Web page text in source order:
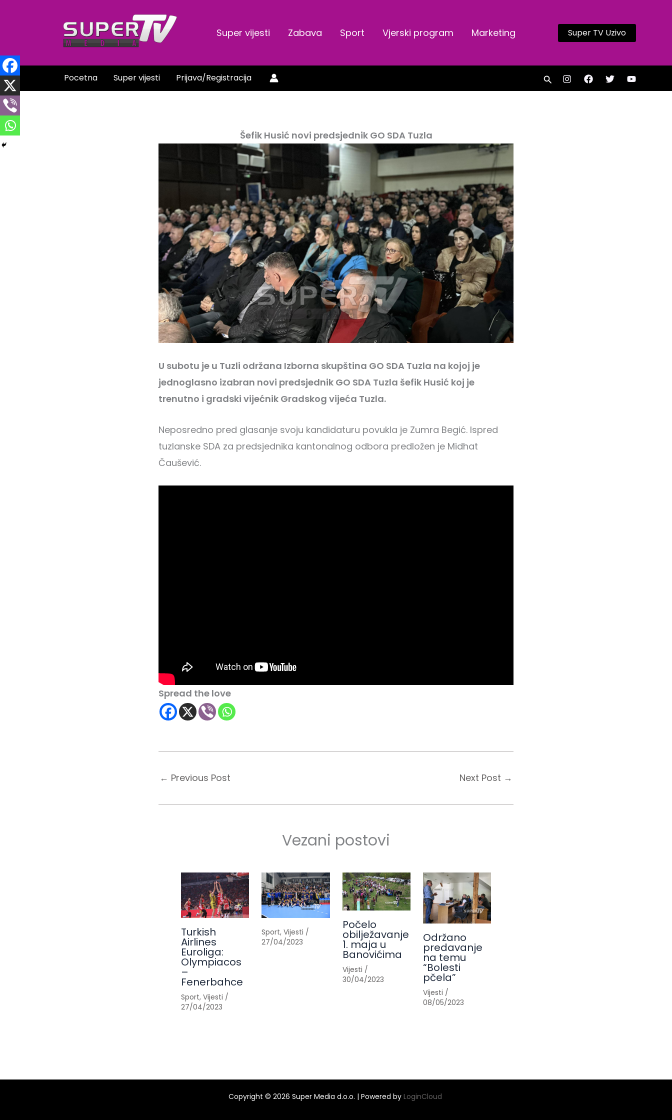
Super vijesti Zabava Sport Vjerski program Marketing Super TV Uzivo
Pocetna Super vijesti Prijava/Registracija Search
Šefik Husić novi predsjednik GO SDA Tuzla
U subotu je u Tuzli održana Izborna skupština GO SDA Tuzla na kojoj je
jednoglasno izabran novi predsjednik GO SDA Tuzla šefik Husić koj je
trenutno i gradski vijećnik Gradskog vijeća Tuzla.
Neposredno pred glasanje svoju kandidaturu povukla je Zumra Begić. Ispred
tuzlanske SDA za predsjednika kantonalnog odbora predložen je Midhat
Čaušević.
Spread the love
← Previous Post Next Post →
Vezani postovi
Turkish
Airlines
Euroliga:
Olympiacos
–
Fenerbahce
Sport, Vijesti /
27/04/2023
Sport,Vijesti /
27/04/2023
Počelo
obilježavanje
1. maja u
Banovićima
Vijesti /
30/04/2023
Održano
predavanje
na temu
“Bolesti
pčela”
Vijesti /
08/05/2023
Copyright © 2026 Super Media d.o.o. | Powered by LoginCloud